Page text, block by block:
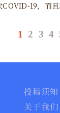
COVID-19，而
1 2 3 4
投稿须知
关于我们